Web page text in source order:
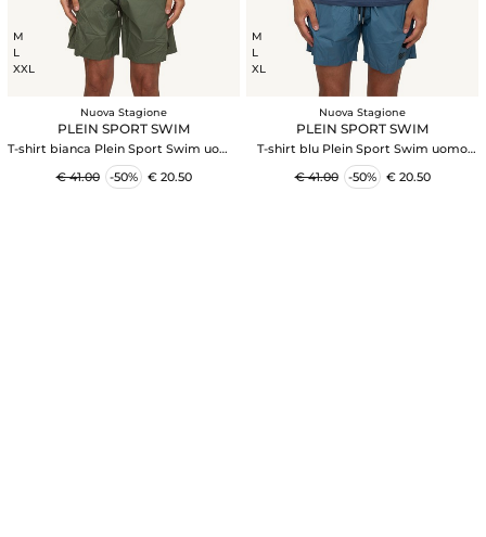
M
L
XXL
Nuova Stagione
PLEIN SPORT SWIM
T-shirt bianca Plein Sport Swim uomo
con stampe
€ 41.00
-50% € 20.50
M
L
XL
Nuova Stagione
PLEIN SPORT SWIM
T-shirt blu Plein Sport Swim uomo
con stampe
€ 41.00
-50% € 20.50